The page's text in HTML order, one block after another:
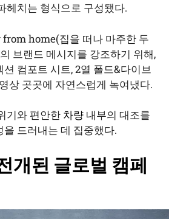
헤치는 형식으로 구성됐다.
home(집을 떠나 마주한 두
브랜드 메시지를 강조하기 위해,
컴포트 시트, 2열 폴드&다이브
상 곳곳에 자연스럽게 녹여냈다.
기와 편안한 차량 내부의 대조를
드러내는 데 집중했다.
개된 글로벌 캠페